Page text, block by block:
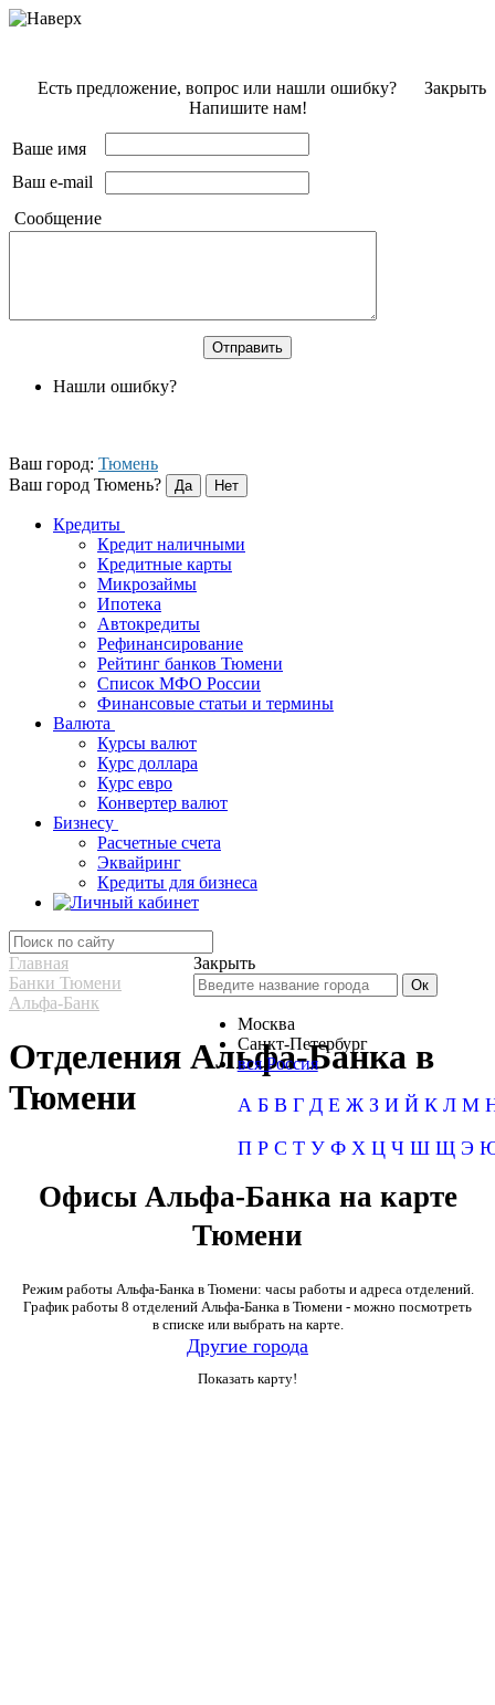
Закрыть
Есть предложение, вопрос или нашли ошибку?
Напишите нам!
Ваше имя
Ваш e-mail
Сообщение
Нашли ошибку?
Ваш город: Тюмень
Ваш город Тюмень?
Кредиты
Кредит наличными
Кредитные карты
Микрозаймы
Ипотека
Автокредиты
Рефинансирование
Рейтинг банков Тюмени
Список МФО России
Финансовые статьи и термины
Валюта
Курсы валют
Курс доллара
Курс евро
Конвертер валют
Бизнесу
Расчетные счета
Эквайринг
Кредиты для бизнеса
Закрыть
Москва
Санкт-Петербург
вся Россия
А Б В Г Д Е Ж З И Й К Л М
П Р С Т У Ф Х Ц Ч Ш Щ Э
Главная
Банки Тюмени
Альфа-Банк
Отделения Альфа-Банка в
Тюмени
Офисы Альфа-Банка на карте
Тюмени
Режим работы Альфа-Банка в Тюмени: часы работы и адреса отделений.
График работы 8 отделений Альфа-Банка в Тюмени - можно посмотреть
в списке или выбрать на карте.
Другие города
Показать карту!